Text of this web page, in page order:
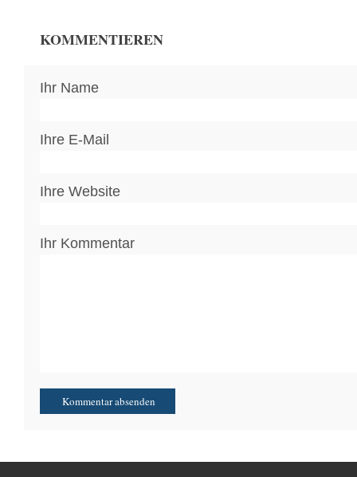
KOMMENTIEREN
Ihr Name
Ihre E-Mail
Ihre Website
Ihr Kommentar